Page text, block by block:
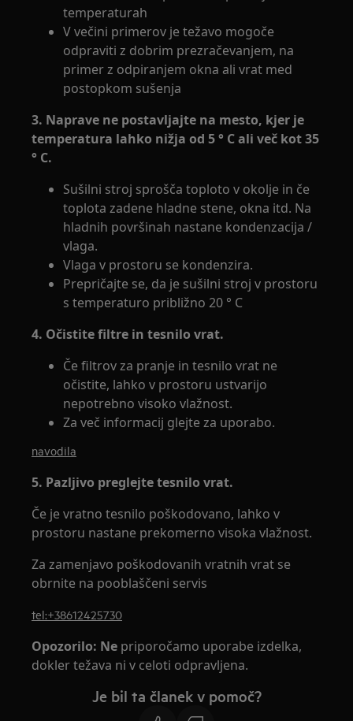
temperaturah
V večini primerov je težavo mogoče
odpraviti z dobrim prezračevanjem, na
primer z odpiranjem okna ali vrat med
postopkom sušenja
3. Naprave ne postavljajte na mesto, kjer je
temperatura lahko nižja od 5 ° C ali več kot 35
° C.
Sušilni stroj sprošča toploto v okolje in če
toplota zadene hladne stene, okna itd. Na
hladnih površinah nastane kondenzacija /
vlaga.
Vlaga v prostoru se kondenzira.
Prepričajte se, da je sušilni stroj v prostoru
s temperaturo približno 20 ° C
4. Očistite filtre in tesnilo vrat.
Če filtrov za pranje in tesnilo vrat ne
očistite, lahko v prostoru ustvarijo
nepotrebno visoko vlažnost.
Za več informacij glejte za uporabo.
navodila
5. Pazljivo preglejte tesnilo vrat.
Če je vratno tesnilo poškodovano, lahko v
prostoru nastane prekomerno visoka vlažnost.
Za zamenjavo poškodovanih vratnih vrat se
obrnite na pooblaščeni servis
tel:+38612425730
Opozorilo: Ne priporočamo uporabe izdelka,
dokler težava ni v celoti odpravljena.
Je bil ta članek v pomoč?